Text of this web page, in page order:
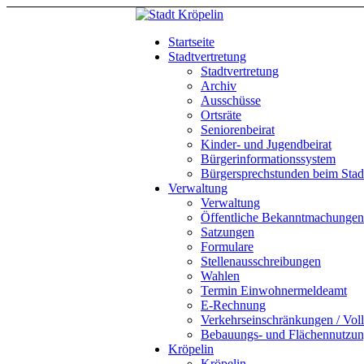
Startseite
Stadtvertretung
Stadtvertretung
Archiv
Ausschüsse
Ortsräte
Seniorenbeirat
Kinder- und Jugendbeirat
Bürgerinformationssystem
Bürgersprechstunden beim
Verwaltung
Verwaltung
Öffentliche Bekanntmachungen
Satzungen
Formulare
Stellenausschreibungen
Wahlen
Termin Einwohnermeldeamt
E-Rechnung
Verkehrseinschränkungen /
Bebauungs- und
Kröpelin